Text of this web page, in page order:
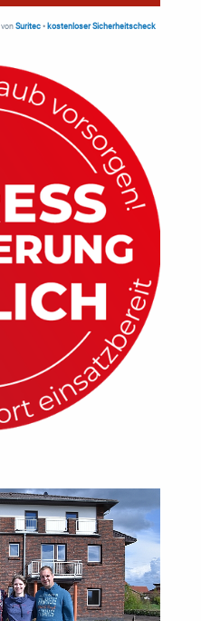
von Suritec • kostenloser Sicherheitscheck